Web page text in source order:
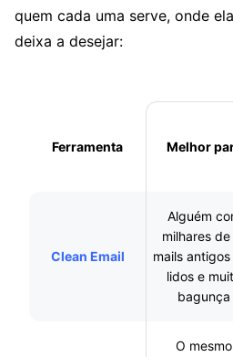
quem cada uma serve, onde
deixa a desejar:
Ferramenta
Clean Email
Melhor
Alguém com
milhares
mails antigos
lidos e
bagunça
O mesmo